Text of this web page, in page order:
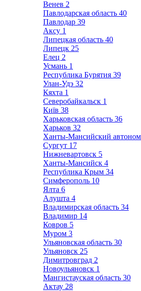
Венев 2
Павлодарская область 40
Павлодар 39
Аксу 1
Липецкая область 40
Липецк 25
Елец 2
Усмань 1
Республика Бурятия 39
Улан-Удэ 32
Кяхта 1
Северобайкальск 1
Київ 38
Харьковская область 36
Харьков 32
Ханты-Мансийский
Сургут 17
Нижневартовск 5
Ханты-Мансийск 4
Республика Крым 34
Симферополь 10
Ялта 6
Алушта 4
Владимирская область 34
Владимир 14
Ковров 5
Муром 3
Ульяновская область 30
Ульяновск 25
Димитровград 2
Новоульяновск 1
Мангистауская область 30
Актау 28